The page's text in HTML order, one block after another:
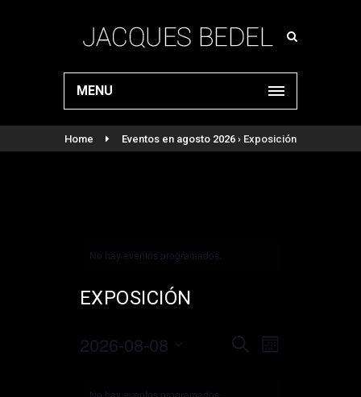
MENU
Home Eventos en agosto 2026 › Exposición
No hay eventos programados.
EXPOSICIÓN
NAVEGACIÓN
BUSCARNAVEGACIÓN
DE
MES
2026-08-08
Seleccionar
No hay eventos programados.